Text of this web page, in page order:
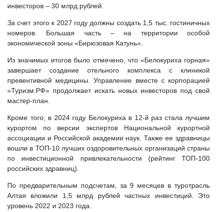
инвесторов – 30 млрд рублей.
За счет этого к 2027 году должны создать 1,5 тыс. гостиничных
номеров. Большая часть – на территории особой
экономической зоны «Бирюзовая Катунь».
Из значимых итогов было отмечено, что «Белокуриха горная»
завершает создание отельного комплекса с клиникой
превентивной медицины. Управление вместе с корпорацией
«Туризм.РФ» продолжает искать новых инвесторов под свой
мастер-план.
Кроме того, в 2024 году Белокуриха в 12-й раз стала лучшим
курортом по версии экспертов Национальной курортной
ассоциации и Российской академии наук. Также ее здравницы
вошли в ТОП-10 лучших оздоровительных организаций страны
по инвестиционной привлекательности (рейтинг ТОП-100
российских здравниц).
По предварительным подсчетам, за 9 месяцев в туротрасль
Алтая вложили 1,5 млрд рублей частных инвестиций. Это
уровень 2022 и 2023 года.